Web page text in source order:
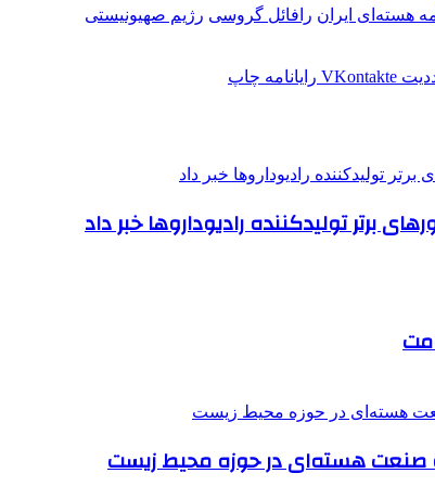
هسته‌ای ایران رافائل گروسی رژيم صهيونيستی
‫VKontakte رایانامه چاپ
برتر تولیدکننده رادیوداروها خبر داد
صنعت هسته‌ای در حوزه محیط زیست